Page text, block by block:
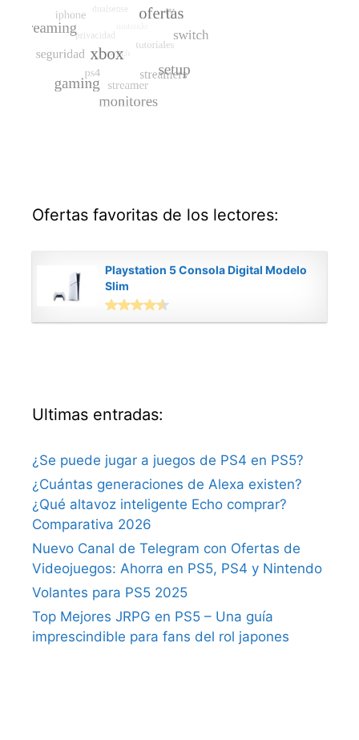
Ofertas favoritas de los lectores:
Playstation 5 Consola Digital Modelo
Slim
Ultimas entradas:
¿Se puede jugar a juegos de PS4 en PS5?
¿Cuántas generaciones de Alexa existen?
¿Qué altavoz inteligente Echo comprar?
Comparativa 2026
Nuevo Canal de Telegram con Ofertas de
Videojuegos: Ahorra en PS5, PS4 y Nintendo
Volantes para PS5 2025
Top Mejores JRPG en PS5 – Una guía
imprescindible para fans del rol japones